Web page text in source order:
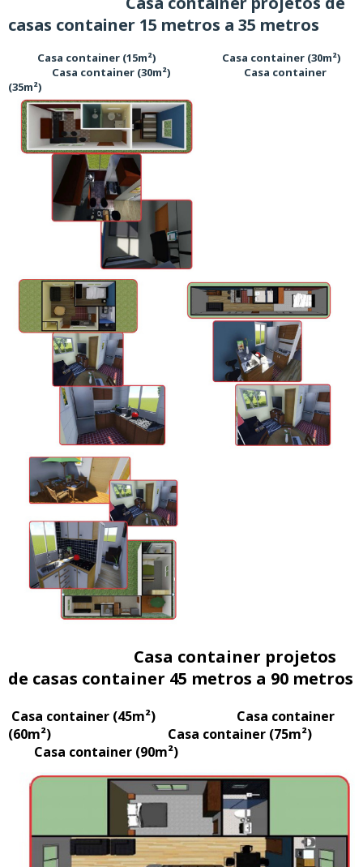
casas container 15 metros a 35 metros
Casa container (15m²) Casa container (30m²)
Casa container (30m²) Casa container
(35m²)
Casa container projetos
de casas container 45 metros a 90 metros
Casa container (45m²) Casa container
(60m²) Casa container (75m²)
Casa container (90m²)